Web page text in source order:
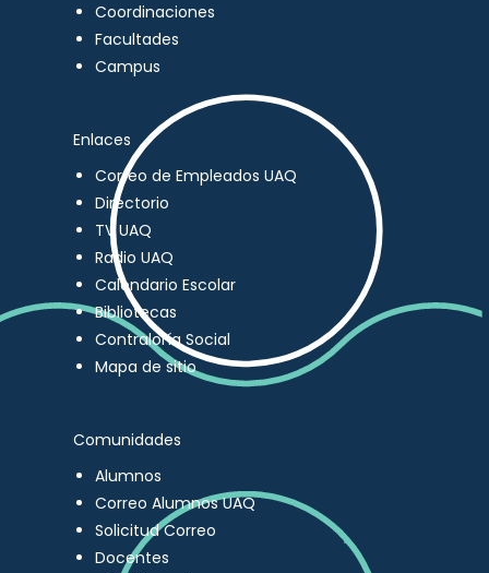
Coordinaciones
Facultades
Campus
Enlaces
Correo de Empleados UAQ
Directorio
TV UAQ
Radio UAQ
Calendario Escolar
Bibliotecas
Contraloría Social
Mapa de sitio
Comunidades
Alumnos
Correo Alumnos UAQ
Solicitud Correo
Docentes